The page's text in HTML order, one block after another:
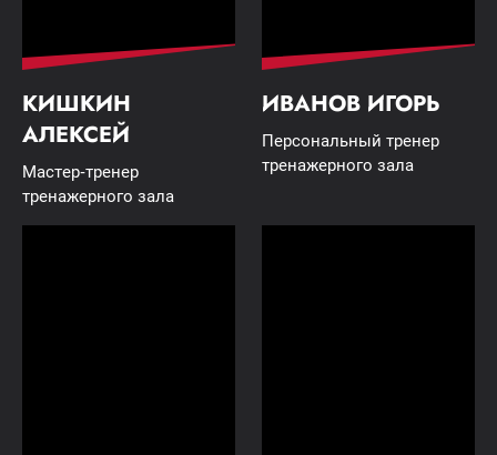
КИШКИН
АЛЕКСЕЙ
Мастер-тренер
тренажерного зала
ИВАНОВ ИГОРЬ
Персональный тренер
тренажерного зала